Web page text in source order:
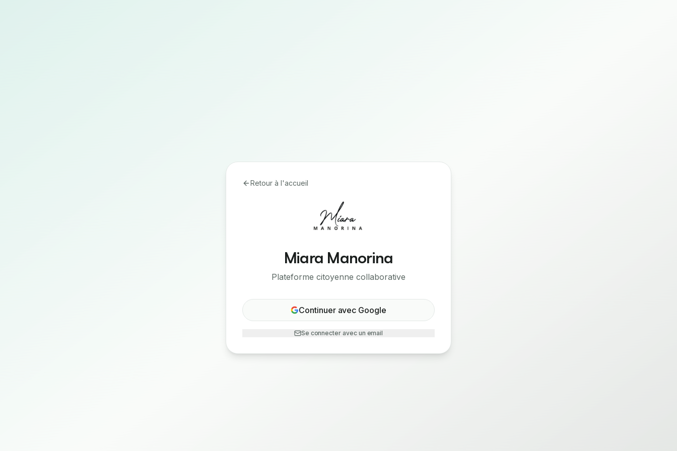
Retour à l'accueil
Miara Manorina
Plateforme citoyenne collaborative
Continuer avec Google
Se connecter avec un email